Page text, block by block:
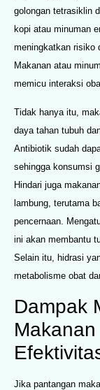
golongan tetrasiklin
kopi atau minuman
meningkatkan risiko
Makanan atau
memicu interaksi
Tidak hanya itu,
daya tahan tubuh
Antibiotik sudah
sehingga konsumsi
Hindari juga
lambung, terutama
pencernaan.
ini akan membantu
Selain itu, hidrasi
metabolisme obat
Dampak
Jika pantangan